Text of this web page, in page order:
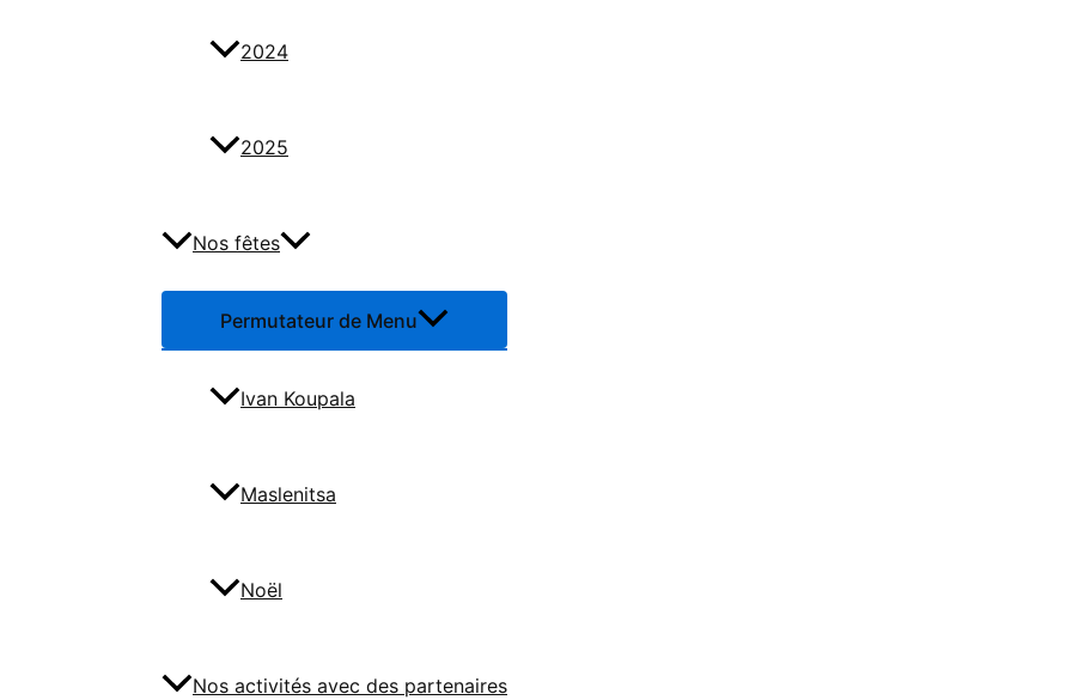
2024
2025
Nos fêtes
Permutateur de Menu
Ivan Koupala
Maslenitsa
Noël
Nos activités avec des partenaires